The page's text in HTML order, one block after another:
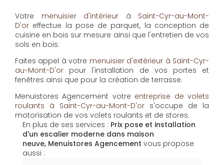
Votre menuisier d'intérieur à Saint-Cyr-au-Mont-
D'or effectue la pose de parquet, la conception de
cuisine en bois sur mesure ainsi que l'entretien de vos
sols en bois.
Faites appel à votre menuisier d'extérieur à Saint-Cyr-
au-Mont-D'or pour l'installation de vos portes et
fenêtres ainsi que pour la création de terrasse.
Menuistores Agencement votre entreprise de volets
roulants à Saint-Cyr-au-Mont-D'or s'occupe de la
motorisation de vos volets roulants et de stores.
En plus de ses services : Prix pose et installation
d'un escalier moderne dans maison
neuve, Menuistores Agencement vous propose
aussi :